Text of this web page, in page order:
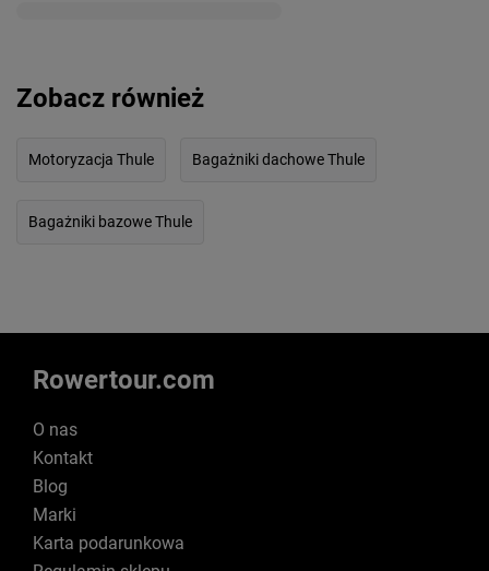
Zobacz również
Motoryzacja Thule Bagażniki dachowe Thule
Bagażniki bazowe Thule
Rowertour.com
O nas
Kontakt
Blog
Marki
Karta podarunkowa